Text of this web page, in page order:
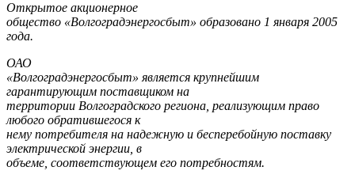
Открытое акционерное
общество «Волгоградэнергосбыт» образовано 1 января 2005
года.
ОАО
«Волгоградэнергосбыт» является крупнейшим
гарантирующим поставщиком на
территории Волгоградского региона, реализующим право
любого обратившегося к
нему потребителя на надежную и бесперебойную поставку
электрической энергии, в
объеме, соответствующем его потребностям.